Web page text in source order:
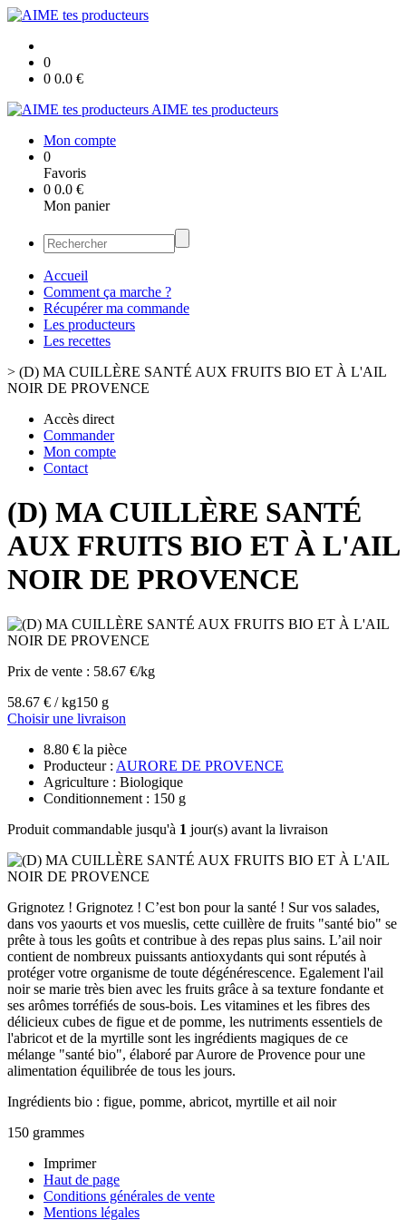
0
0 0.0 €
AIME tes producteurs
Mon compte
0
Favoris
0 0.0 €
Mon panier
Accueil
Comment ça marche ?
Récupérer ma commande
Les producteurs
Les recettes
> (D) MA CUILLÈRE SANTÉ AUX FRUITS BIO ET À L'AIL
NOIR DE PROVENCE
Accès direct
Commander
Mon compte
Contact
(D) MA CUILLÈRE SANTÉ
AUX FRUITS BIO ET À L'AIL
NOIR DE PROVENCE
Prix de vente : 58.67 €/kg
58.67 € / kg150 g
Choisir une livraison
8.80 € la pièce
Producteur : AURORE DE PROVENCE
Agriculture : Biologique
Conditionnement : 150 g
Produit commandable jusqu'à 1 jour(s) avant la livraison
Grignotez ! Grignotez ! C’est bon pour la santé ! Sur vos salades,
dans vos yaourts et vos mueslis, cette cuillère de fruits "santé bio" se
prête à tous les goûts et contribue à des repas plus sains. L’ail noir
contient de nombreux puissants antioxydants qui sont réputés à
protéger votre organisme de toute dégénérescence. Egalement l'ail
noir se marie très bien avec les fruits grâce à sa texture fondante et
ses arômes torréfiés de sous-bois. Les vitamines et les fibres des
délicieux cubes de figue et de pomme, les nutriments essentiels de
l'abricot et de la myrtille sont les ingrédients magiques de ce
mélange "santé bio", élaboré par Aurore de Provence pour une
alimentation équilibrée de tous les jours.
Ingrédients bio : figue, pomme, abricot, myrtille et ail noir
150 grammes
Imprimer
Haut de page
Conditions générales de vente
Mentions légales